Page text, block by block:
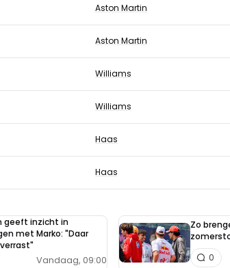
Aston Martin
Aston Martin
Williams
Williams
Haas
Haas
geeft inzicht in
met Marko: "Daar
Vandaag, 09:00
Zo
0